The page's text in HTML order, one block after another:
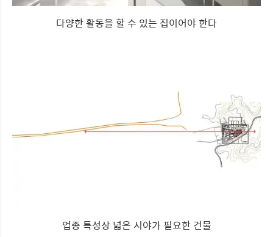
다양한 활동을 할 수 있는 집이어야 한다
업종 특성상 넓은 시야가 필요한 건물